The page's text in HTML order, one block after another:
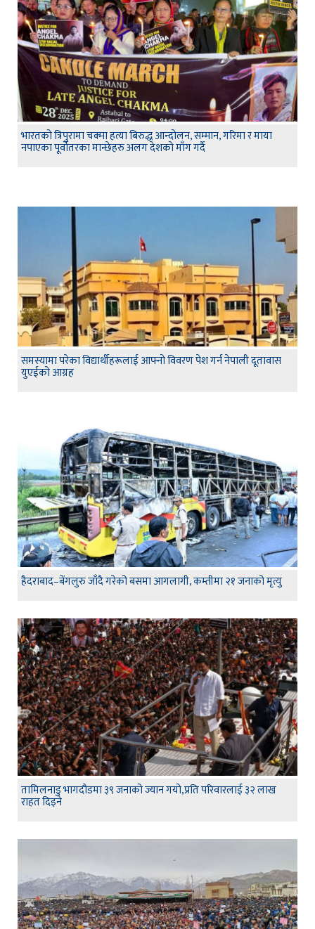
भारतको त्रिपुरामा चक्मा हत्या बिरुद्ध आन्दोलन, सम्मान, गरिमा र माया
नपाएका पूर्वोतरका मान्छेहरु अलग देशको माँग गर्दै
समस्यामा परेका विद्यार्थीहरूलाई आफ्नो विवरण पेश गर्न नेपाली दूतावास
युएईको आग्रह
हैदराबाद–बेंगलुरु जाँदै गरेको बसमा आगलागी, कम्तीमा २१ जनाको मृत्यु
तामिलनाडु भागदौडमा ३९ जनाको ज्यान गयो,प्रति परिवारलाई ३२ लाख
राहत दिइने